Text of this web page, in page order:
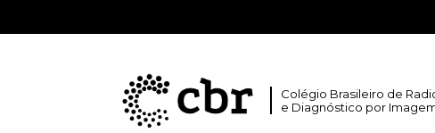
Colégio Brasileiro de
e Diagnóstico por